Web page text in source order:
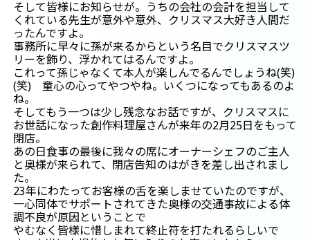
そして皆様にお知らせが。うちの会社の会計を担当して
くれている先生が意外や意外、クリスマス大好き人間だ
ったんですよ。
事務所に早々に孫が来るからという名目でクリスマスツ
リーを飾り、浮かれてはるんですよ。
これって孫じゃなくて本人が楽しんでるんでしょうね(笑)
(笑) 童心の心ってやつやね。いくつになってもあるのよ
ね。
そしてもう一つは少し残念なお話ですが、クリスマスに
お世話になった創作料理屋さんが来年の2月25日をもって
閉店。
あの日食事の最後に我々の席にオーナーシェフのご主人
と奥様が来られて、閉店告知のはがきを差し出されまし
た。
23年にわたってお客様の舌を楽しませていたのですが、
一心同体でサポートされてきた奥様の交通事故による体
調不良が原因ということで
やむなく皆様に惜しまれて終止符を打たれるらしいで